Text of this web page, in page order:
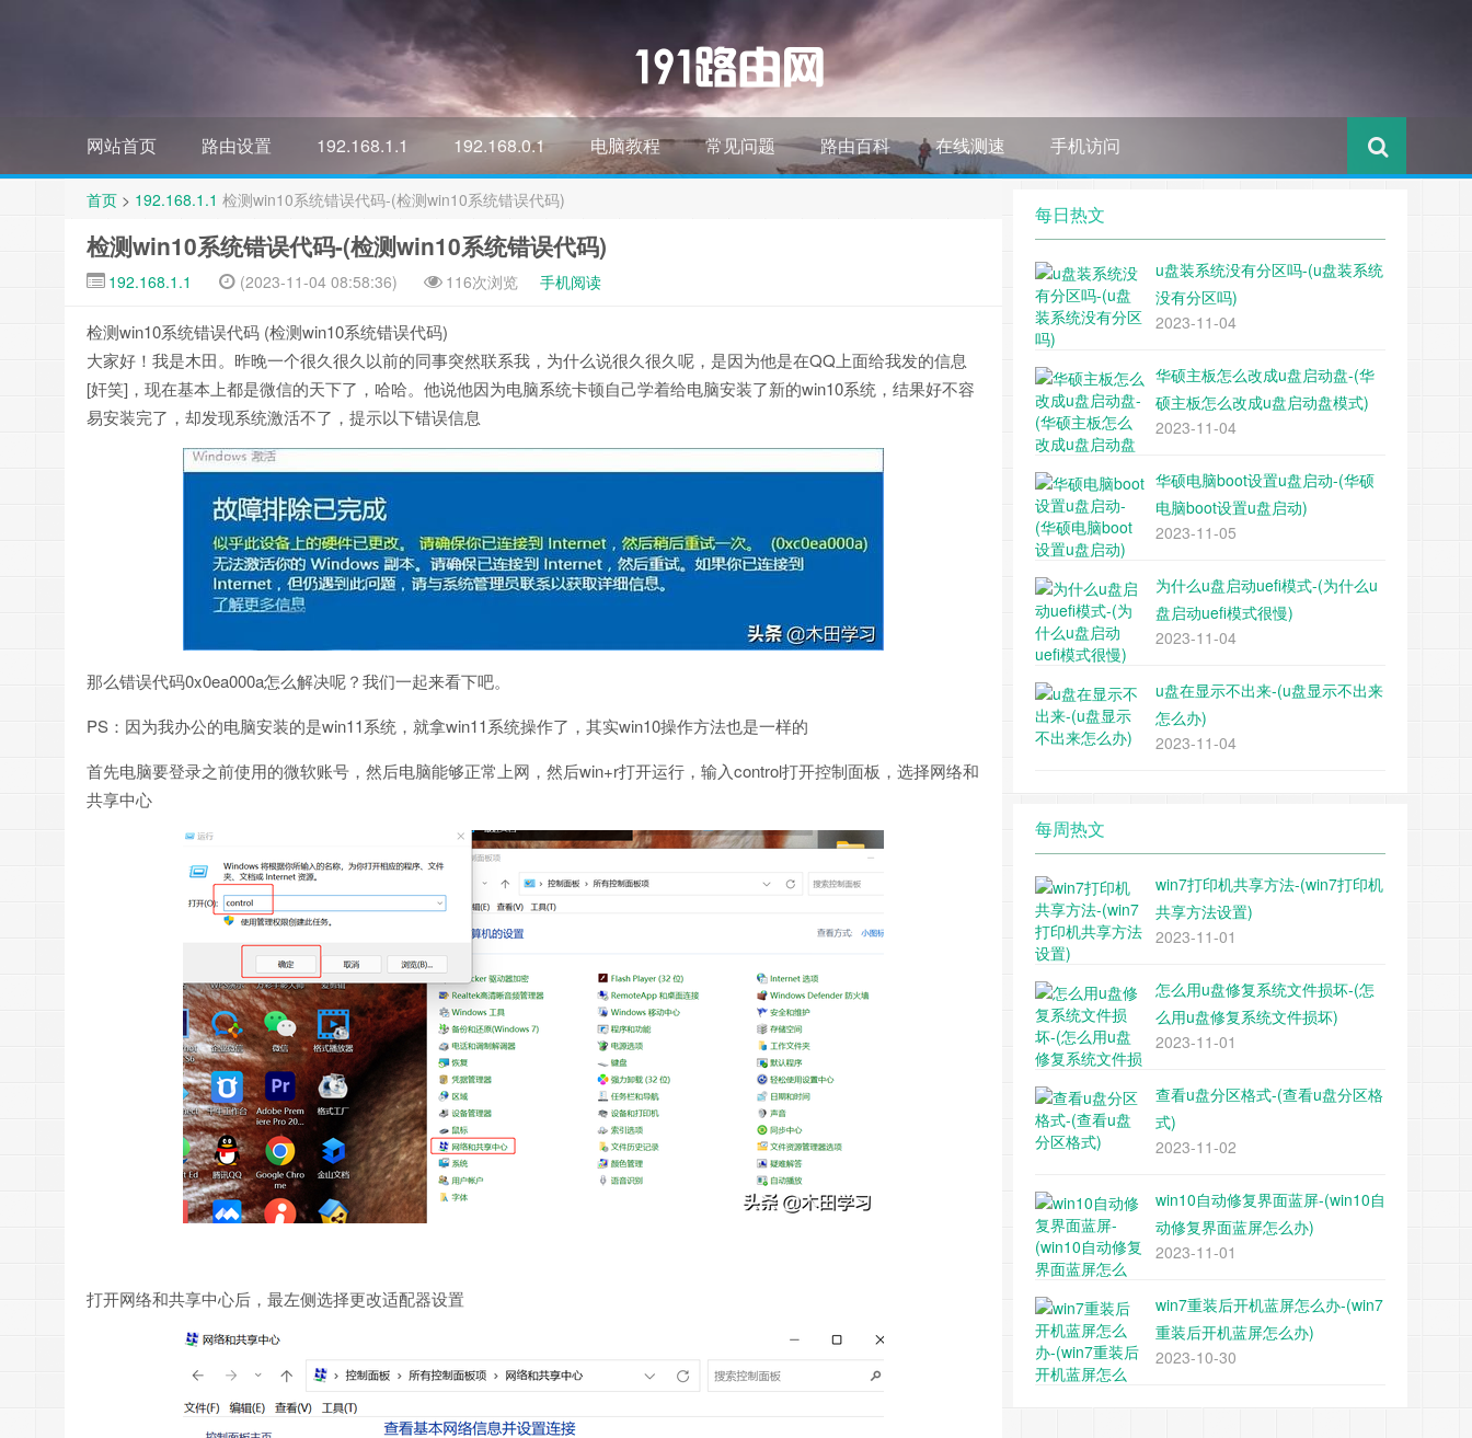
网站首页 路由设置 192.168.1.1 192.168.0.1 电脑教程 常见问题 路由百科 在线测速 手机访问
首页 > 192.168.1.1 检测win10系统错误代码-(检测win10系统错误代码)
检测win10系统错误代码-(检测win10系统错误代码)
192.168.1.1 (2023-11-04 08:58:36) 116次浏览 手机阅读
检测win10系统错误代码 (检测win10系统错误代码)
大家好！我是木田。昨晚一个很久很久以前的同事突然联系我，为什么说很久很久呢，是因为他是在QQ上面给我发的信息
[奸笑]，现在基本上都是微信的天下了，哈哈。他说他因为电脑系统卡顿自己学着给电脑安装了新的win10系统，结果好不容
易安装完了，却发现系统激活不了，提示以下错误信息
那么错误代码0x0ea000a怎么解决呢？我们一起来看下吧。
PS：因为我办公的电脑安装的是win11系统，就拿win11系统操作了，其实win10操作方法也是一样的
首先电脑要登录之前使用的微软账号，然后电脑能够正常上网，然后win+r打开运行，输入control打开控制面板，选择网络和
共享中心
打开网络和共享中心后，最左侧选择更改适配器设置
每日热文
u盘装系统没有分区吗-(u盘装系统
没有分区吗)
2023-11-04
华硕主板怎么改成u盘启动盘-(华
硕主板怎么改成u盘启动盘模式)
2023-11-04
华硕电脑boot设置u盘启动-(华硕
电脑boot设置u盘启动)
2023-11-05
为什么u盘启动uefi模式-(为什么u
盘启动uefi模式很慢)
2023-11-04
u盘在显示不出来-(u盘显示不出来
怎么办)
2023-11-04
每周热文
win7打印机共享方法-(win7打印机
共享方法设置)
2023-11-01
怎么用u盘修复系统文件损坏-(怎
么用u盘修复系统文件损坏)
2023-11-01
查看u盘分区格式-(查看u盘分区格
式)
2023-11-02
win10自动修复界面蓝屏-(win10自
动修复界面蓝屏怎么办)
2023-11-01
win7重装后开机蓝屏怎么办-(win7
重装后开机蓝屏怎么办)
2023-10-30